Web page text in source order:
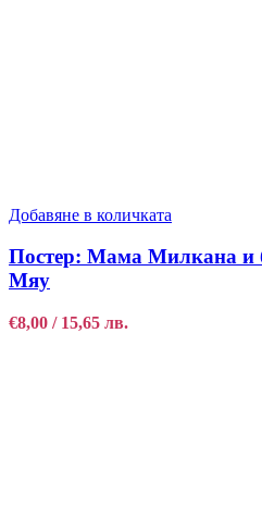
Добавяне в количката
Постер: Мама Милкана и
Мяу
€8,00 / 15,65 лв.